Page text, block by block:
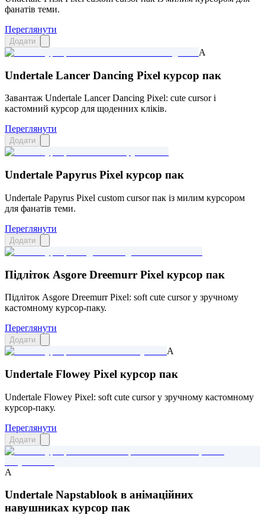
фанатів теми.
Переглянути
Додати
A
Undertale Lancer Dancing Pixel курсор пак
Завантаж Undertale Lancer Dancing Pixel: cute cursor і
кастомний курсор для щоденних кліків.
Переглянути
Додати
Undertale Papyrus Pixel курсор пак
Undertale Papyrus Pixel custom cursor пак із милим курсором
для фанатів теми.
Переглянути
Додати
Підліток Asgore Dreemurr Pixel курсор пак
Підліток Asgore Dreemurr Pixel: soft cute cursor у зручному
кастомному курсор-паку.
Переглянути
Додати
A
Undertale Flowey Pixel курсор пак
Undertale Flowey Pixel: soft cute cursor у зручному кастомному
курсор-паку.
Переглянути
Додати
A
Undertale Napstablook в анімаційних
навушниках курсор пак